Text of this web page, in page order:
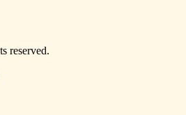
reserved.